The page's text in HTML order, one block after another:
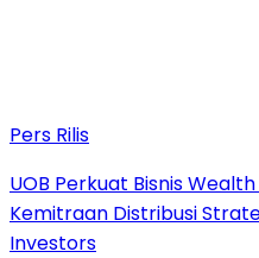
Pers Rilis
UOB Perkuat Bisnis
Kemitraan Distribusi
Investors